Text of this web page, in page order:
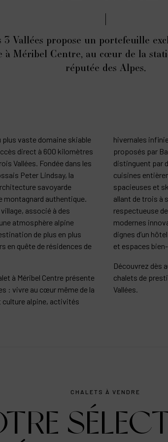
3 Vallées propose un portefeuille
à Méribel Centre, au cœur de la
réputée des Alpes.
plus vaste domaine skiable
direct à 600 kilomètres
Vallées. Fondée dans les
Peter Lindsay, la
savoyarde
montagnard authentique.
associé à des
atmosphère alpine
de plus en plus
en quête de résidences de
à Méribel Centre présente
: vivre au cœur même de la
alpine, activités
hivernales
proposés par
distinguent par
cuisines
spacieuses et
allant de trois à
respectueuse
modernes
dignes d’un
et espaces
Découvrez dès
chalets de
Vallées.
CHALETS À VENDRE